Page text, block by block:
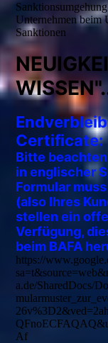
Unternehmen beim
Sanktionen
E
Certificate:
Bitte
in englischer
Formular
(also Ihres
stellen ein
Verfügung,
beim BAFA
https://
a.de/SharedDocs/
Af